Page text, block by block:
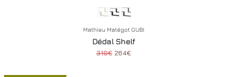
Mathieu Matégot GUBI
Dédal Shelf
310€264€